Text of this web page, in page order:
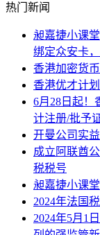
热门新闻
昶嘉捷小课
绑定众安卡
香港加密货
香港优才计
6月28日起！
计注册/批予
开曼公司实
成立阿联酋
税税号
昶嘉捷小课
2024年法国
2024年5月1